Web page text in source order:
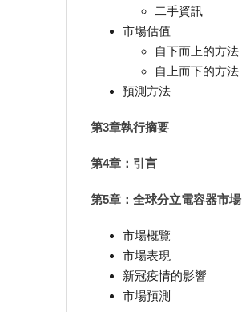
二手資訊
市場估值
自下而上的方法
自上而下的方法
預測方法
第3章執行摘要
第4章：引言
第5章：全球分立電容器市場
市場概覽
市場表現
新冠疫情的影響
市場預測